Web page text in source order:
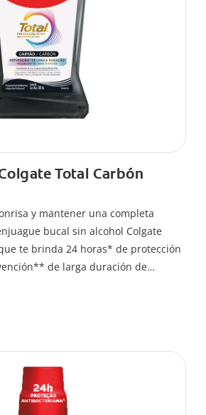
Total Carbón
y mantener una completa
bucal sin alcohol Colgate
te brinda 24 horas* de protección
de larga duración de